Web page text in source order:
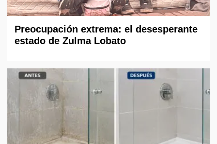
Preocupación extrema: el desesperante
estado de Zulma Lobato